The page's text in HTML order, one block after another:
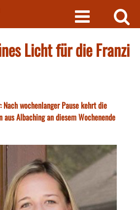
Licht für die Franzi
Nach wochenlanger Pause kehrt die
Albaching an diesem Wochenende